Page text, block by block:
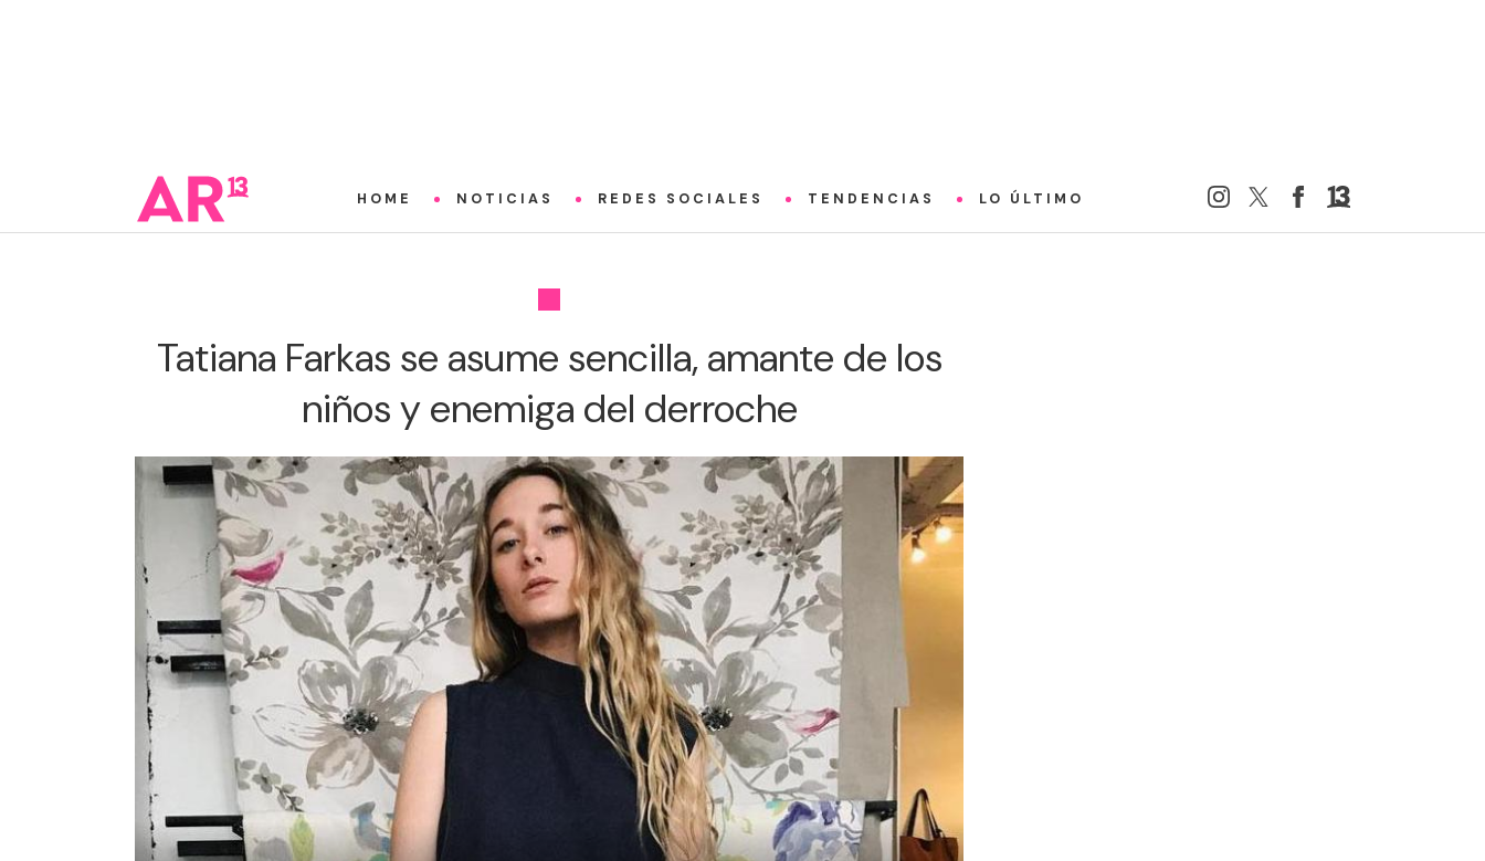
HOME NOTICIAS REDES SOCIALES TENDENCIAS LO ÚLTIMO
Tatiana Farkas se asume sencilla, amante de los
niños y enemiga del derroche